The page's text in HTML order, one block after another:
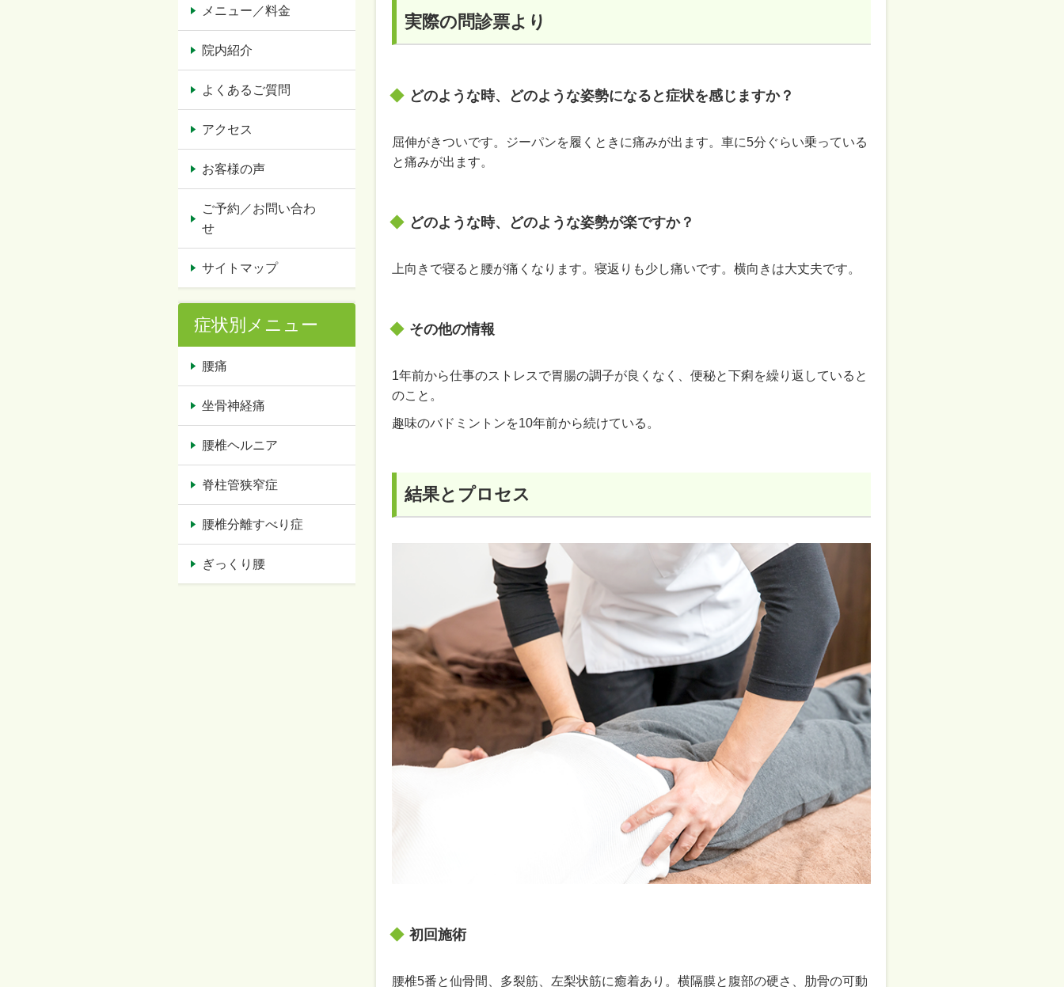
実際の問診票より
どのような時、どのような姿勢になると症状を感じますか？
屈伸がきついです。ジーパンを履くときに痛みが出ます。車に5分ぐらい乗っている
と痛みが出ます。
どのような時、どのような姿勢が楽ですか？
上向きで寝ると腰が痛くなります。寝返りも少し痛いです。横向きは大丈夫です。
その他の情報
1年前から仕事のストレスで胃腸の調子が良くなく、便秘と下痢を繰り返していると
のこと。
趣味のバドミントンを10年前から続けている。
結果とプロセス
初回施術
腰椎5番と仙骨間、多裂筋、左梨状筋に癒着あり。横隔膜と腹部の硬さ、肋骨の可動
メニュー／料金
院内紹介
よくあるご質問
アクセス
お客様の声
ご予約／お問い合わ
せ
サイトマップ
症状別メニュー
腰痛
坐骨神経痛
腰椎ヘルニア
脊柱管狭窄症
腰椎分離すべり症
ぎっくり腰